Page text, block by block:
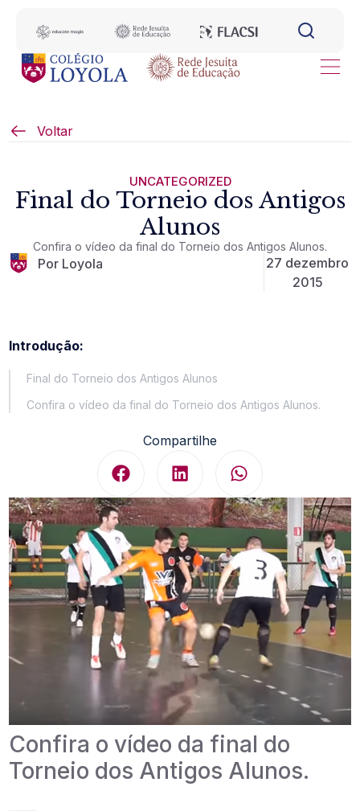
Voltar
UNCATEGORIZED
Final do Torneio dos Antigos
Alunos
Confira o vídeo da final do Torneio dos Antigos Alunos.
Por Loyola
27 dezembro
2015
Introdução:
Final do Torneio dos Antigos Alunos
Confira o vídeo da final do Torneio dos Antigos Alunos.
Compartilhe
Confira o vídeo da final do
Torneio dos Antigos Alunos.